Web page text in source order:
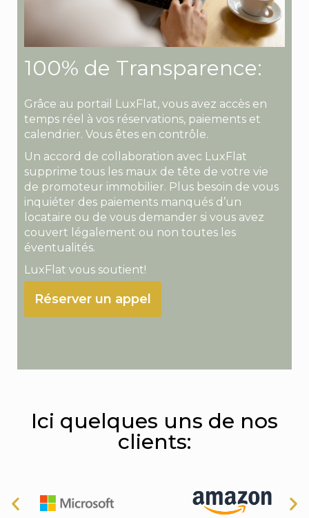
100% de Transparence:
Grâce au portail LuxFlat, vous avez accès en
temps réel à vos réservations, paiements et
calendrier. Vous êtes en contrôle.
Un accord de collaboration avec LuxFlat
supprime tous les maux de tête de votre vie
de promoteur immobilier. Plus besoin de vous
inquiéter des paiements manqués d’un
locataire ou de vous demander si vous avez
couvert légalement ou non toutes les
éventualités.
LuxFlat vous soutient!
Réserver un appel
Ici quelques uns de nos
clients: